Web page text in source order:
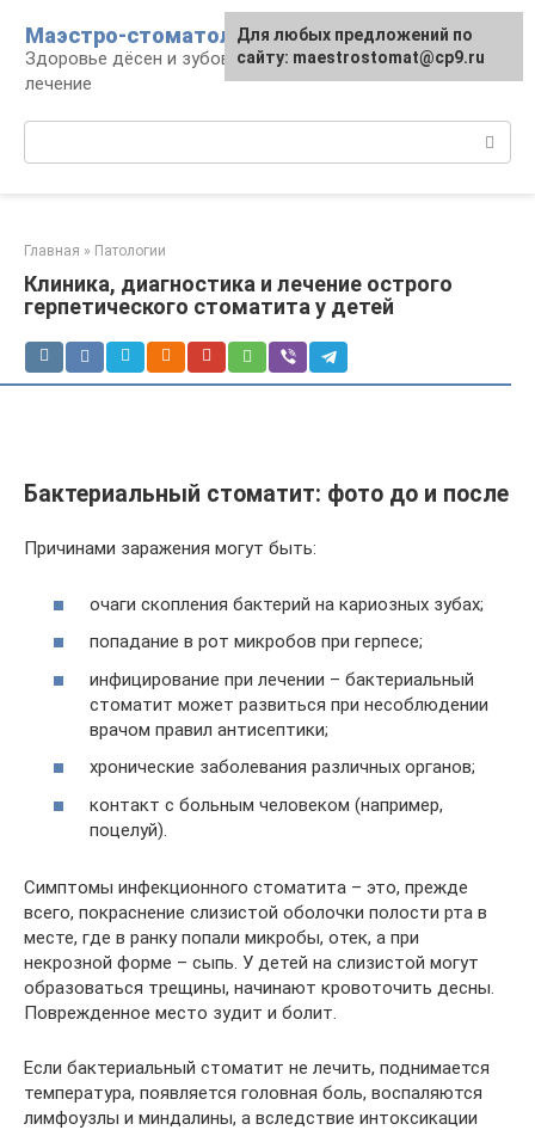
контенту
Маэстро-стоматолог
Здоровье дёсен и зубов, диагностика и
лечение
Главная » Патологии
Клиника, диагностика и лечение острого
герпетического стоматита у детей
Бактериальный стоматит: фото до и после
Причинами заражения могут быть:
очаги скопления бактерий на кариозных зубах;
попадание в рот микробов при герпесе;
инфицирование при лечении – бактериальный
стоматит может развиться при несоблюдении
врачом правил антисептики;
хронические заболевания различных органов;
контакт с больным человеком (например,
поцелуй).
Симптомы инфекционного стоматита – это, прежде
всего, покраснение слизистой оболочки полости рта в
месте, где в ранку попали микробы, отек, а при
некрозной форме – сыпь. У детей на слизистой могут
образоваться трещины, начинают кровоточить десны.
Поврежденное место зудит и болит.
Если бактериальный стоматит не лечить, поднимается
температура, появляется головная боль, воспаляются
лимфоузлы и миндалины, а вследствие интоксикации
Для любых предложений по
сайту: maestrostomat@cp9.ru